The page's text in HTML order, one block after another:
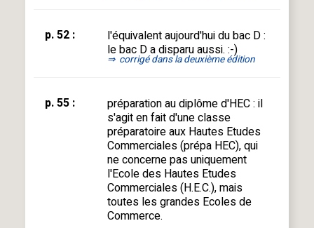
p. 52 :
l'équivalent aujourd'hui du bac D :
le bac D a disparu aussi. :-)
⇒ corrigé dans la deuxième édition
p. 55 :
préparation au diplôme d'HEC : il
s'agit en fait d'une classe
préparatoire aux Hautes Etudes
Commerciales (prépa HEC), qui
ne concerne pas uniquement
l'Ecole des Hautes Etudes
Commerciales (H.E.C.), mais
toutes les grandes Ecoles de
Commerce.